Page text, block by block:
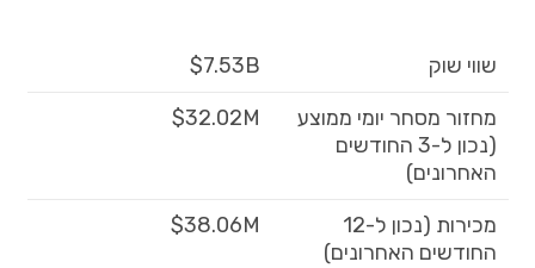
שווי שוק
$7.53B
מחזור מסחר יומי ממוצע
(נכון ל-3 החודשים
האחרונים)
$32.02M
מכירות (נכון ל-12
החודשים האחרונים)
$38.06M